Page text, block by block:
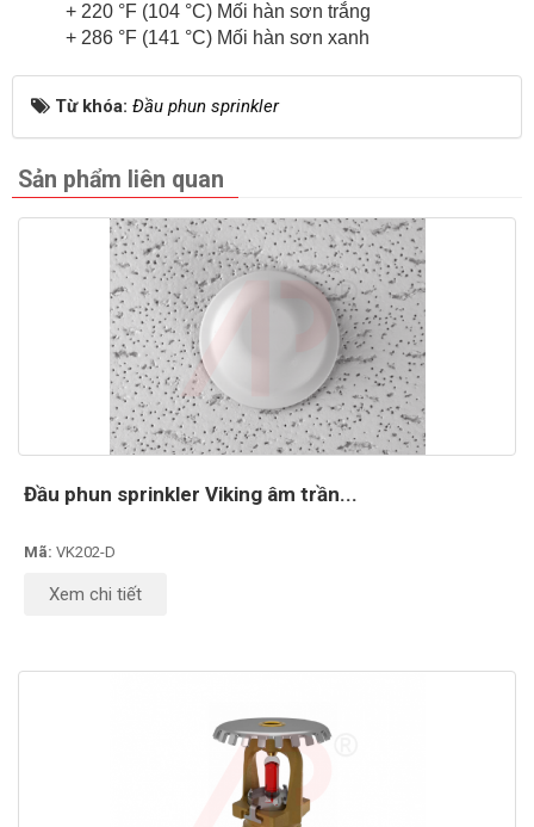
+ 220 °F (104 °C) Mối hàn sơn trắng
+ 286 °F (141 °C) Mối hàn sơn xanh
Từ khóa: Đầu phun sprinkler
Sản phẩm liên quan
Đầu phun sprinkler Viking âm trần...
Mã: VK202-D
Xem chi tiết